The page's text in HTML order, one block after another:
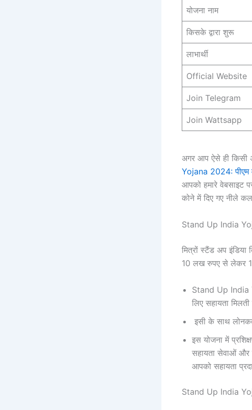
योजना नाम
किसके द्वारा शुरू
लाभार्थी
Official Website
Join Telegram
Join Wattsapp
अगर आप ऐसे ही किसी
Yojana 2024: पीएम
आपको हमारे वेबसाइट
कोने में दिए गए नीले
Stand Up India
मित्रों स्टैंड अप
10 लख रुपए से लेकर 1
Stand Up India
लिए सहायता मिलती
इसी के साथ
इस योजना में
सहायता सेवाओं और
आपको सहायता
Stand Up India